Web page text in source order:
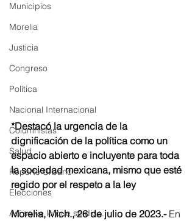
Municipios
Morelia
Justicia
Congreso
Política
Nacional Internacional
Columnistas
Salud
Reporte Urbano
Elecciones
Así se ve lo que se dice...
*Destacó la urgencia de la
dignificación de la política como un
espacio abierto e incluyente para toda
la sociedad mexicana, mismo que esté
regido por el respeto a la ley
Morelia, Mich., 26 de julio de 2023.- En